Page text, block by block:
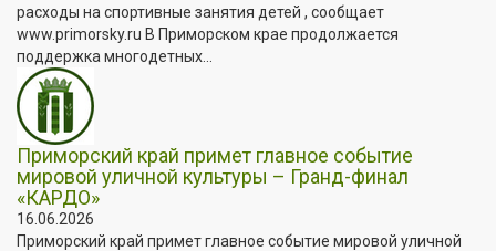
расходы на спортивные занятия детей , сообщает
www.primorsky.ru В Приморском крае продолжается
поддержка многодетных...
Приморский край примет главное событие
мировой уличной культуры – Гранд-финал
«КАРДО»
16.06.2026
Приморский край примет главное событие мировой уличной